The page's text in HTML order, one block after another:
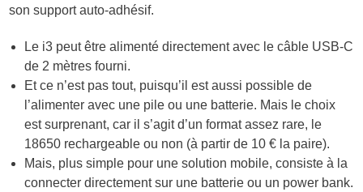
son support auto-adhésif.
Le i3 peut être alimenté directement avec le câble USB-C
de 2 mètres fourni.
Et ce n’est pas tout, puisqu’il est aussi possible de
l’alimenter avec une pile ou une batterie. Mais le choix
est surprenant, car il s’agit d’un format assez rare, le
18650 rechargeable ou non (à partir de 10 € la paire).
Mais, plus simple pour une solution mobile, consiste à la
connecter directement sur une batterie ou un power bank.